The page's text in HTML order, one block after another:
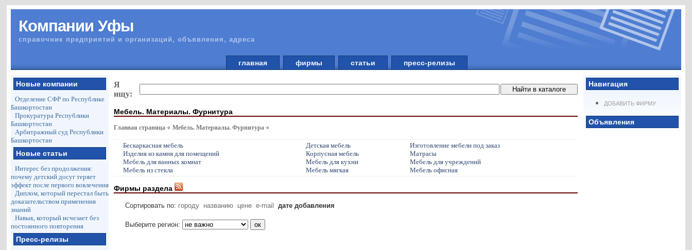
Компании Уфы
справочник предприятий и организаций, объявления, адреса
главная фирмы статьи пресс-релизы
Новые компании
Отделение СФР по Республике
Башкортостан
Прокуратура Республики
Башкортостан
Арбитражный суд Республики
Башкортостан
Новые статьи
Интерес без продолжения:
почему детский досуг теряет
эффект после первого вовлечения
Диплом, который перестал быть
доказательством применения
знаний
Навык, который исчезает без
постоянного повторения
Пресс-релизы
Навигация
ДОБАВИТЬ ФИРМУ
Объявления
Я
ищу:
Мебель. Материалы. Фурнитура
Главная страница Мебель. Материалы. Фурнитура
Бескаркасная мебель Детская мебель
Изготовление мебели под заказ
Изделия из камня для помещений
Корпусная мебель
Матрасы
Мебель для ванных комнат
Мебель для кухни
Мебель для учреждений
Мебель из стекла
Мебель мягкая Мебель офисная
Фирмы раздела
Сортировать по: городу названию цене e-mail дате добавления
Выберите регион: